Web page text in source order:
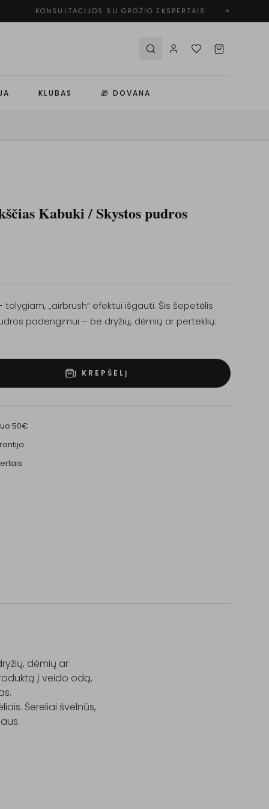
KONSULTACIJOS SU GROŽIO EKSPERTAIS ✦
KLUBAS 🎁 DOVANA
Kabuki / Skystos pudros
„airbrush“ efektui išgauti. Šis šepetėlis
padengimui – be dryžių, dėmių ar perteklių.
Į KREPŠELĮ
50€
dėmių ar
į veido odą,
Šereliai švelnūs,